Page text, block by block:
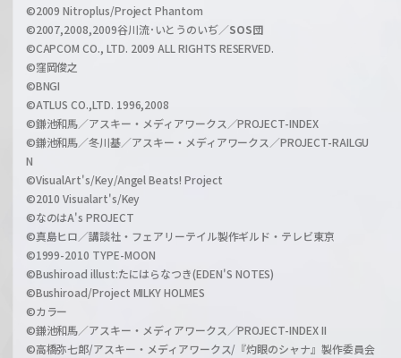
l
©2009 Nitroplus/Project Phantom
©2007,2008,2009谷川流･いとうのいぢ／SOS団
©CAPCOM CO., LTD. 2009 ALL RIGHTS RESERVED.
©窪岡俊之
©BNGI
©ATLUS CO.,LTD. 1996,2008
©鎌池和馬／アスキー・メディアワークス／PROJECT-INDEX
©鎌池和馬／冬川基／アスキー・メディアワークス／PROJECT-RAILGU
N
©VisualArt's/Key/Angel Beats! Project
©2010 Visualart's/Key
©なのはA's PROJECT
©真島ヒロ／講談社・フェアリーテイル製作ギルド・テレビ東京
©1999-2010 TYPE-MOON
©Bushiroad illust:たにはらなつき(EDEN'S NOTES)
©Bushiroad/Project MILKY HOLMES
©カラー
©鎌池和馬／アスキー・メディアワークス／PROJECT-INDEX II
©高橋弥七郎/アスキー・メディアワークス/『灼眼のシャナ』製作委員会